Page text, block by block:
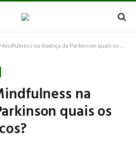
na doença de Parkinson quais os efeitos clínicos?
na
quais os